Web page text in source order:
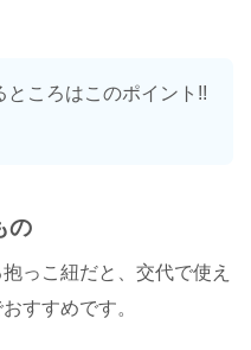
ところはこのポイント!!
の
っこ紐だと、交代で使え
すすめです。